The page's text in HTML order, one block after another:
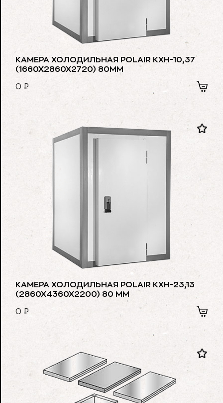
КАМЕРА ХОЛОДИЛЬНАЯ POLAIR КХН-10,37
(1660Х2860Х2720) 80ММ
0 ₽
КАМЕРА ХОЛОДИЛЬНАЯ POLAIR КХН-23,13
(2860Х4360Х2200) 80 ММ
0 ₽